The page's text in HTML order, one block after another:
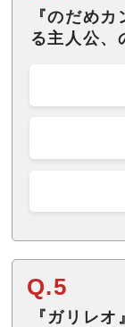
『のだめ
る主人公、
Q.5
『ガリレ